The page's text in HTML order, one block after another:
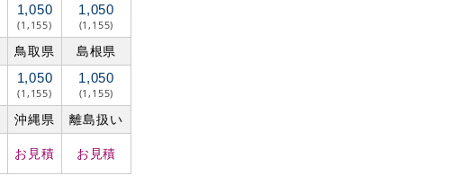
1,050
(1,155)
1,050
(1,155)
鳥取県 島根県
1,050
(1,155)
1,050
(1,155)
沖縄県 離島扱い
お見積 お見積